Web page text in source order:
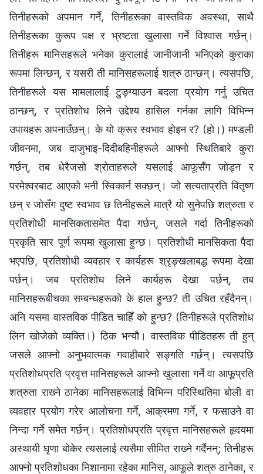
तिनीहरूको अपमान गर्ने, तिनीहरूका वास्तविक अवस्था, साथै
तिनीहरूका कुरूप पक्ष र भ्रष्टता खुलासा गर्ने विश्‍वास गर्छन्।
तिनीहरू मानिसहरूले भनेका कुरालाई जानीजानी भनिएको कुराका
रूपमा लिन्छन्, र यसरी ती मानिसहरूलाई शत्रु ठान्छन्। त्यसपछि,
तिनीहरूले यस मामलालाई टुङ्ग्याउन बदला प्रयोग गर्नु उचित
ठान्छन्, र प्रतिशोध लिने उद्देश्य हासिल गर्नका लागि विभिन्‍न
उपायहरू अपनाउँछन्। के यो क्रूर स्वभाव होइन र? (हो।) मण्डली
जीवनमा, जब दाजुभाइ-दिदीबहिनीहरूले आफ्नो स्थितिबारे कुरा
गर्छन्, तब धेरैजसो श्रोताहरूले यसलाई आफूसँग जोड्न र
परमेश्‍वरबाट आएको भनी स्विकार्न सक्छन्। जो सत्यताप्रति वितृष्ण
छन् र जोसँग दुष्ट स्वभाव छ तिनीहरूले मात्रै यो सुनेपछि शत्रुता र
प्रतिशोधी मानसिकतासमेत पैदा गर्छन्, जसले गर्दा तिनीहरूको
प्रकृति सार पूर्ण रूपमा खुलासा हुन्छ। प्रतिशोधी मानसिकता पैदा
भएपछि, प्रतिशोधी व्यवहार र कार्यहरू श्रृङ्खलाबद्ध रूपमा देखा
पर्छन्। जब प्रतिशोध लिने कार्यहरू देखा पर्छन्, तब
मानिसहरूबीचका सम्बन्धहरूको के हाल हुन्छ? ती उचित रहँदैनन्।
अनि यसमा वास्तविक पीडित चाहिँ को हुन्छ? (तिनीहरूले प्रतिशोध
लिन खोजेको व्यक्ति।) ठिक भन्यौ। वास्तविक पीडितहरू ती हुन्
जसले आफ्नो अनुभवात्मक गवाहीबारे सङ्गति गर्छन्। त्यसपछि
प्रतिशोधप्रति प्रवृत्त मानिसहरूले आफ्‍नो खुलासा गर्ने वा आफूप्रति
शत्रुता राख्‍ने ठानेका मानिसहरूलाई विभिन्‍न परिस्थितिमा बोली वा
व्यवहार प्रयोग गरेर आलोचना गर्ने, आक्रमण गर्ने, र फसाउने वा
निन्दा गर्ने समेत गर्छन्। प्रतिशोधप्रति प्रवृत्त मानिसहरूले हृदयमा
अस्थायी घृणा बोकेर त्यसलाई त्यसैमा सीमित राख्‍ने गर्दैनन्; तिनीहरू
आफ्नो प्रतिशोधका निशानामा रहेका मानिस, आफूले शत्रु ठानेका, र